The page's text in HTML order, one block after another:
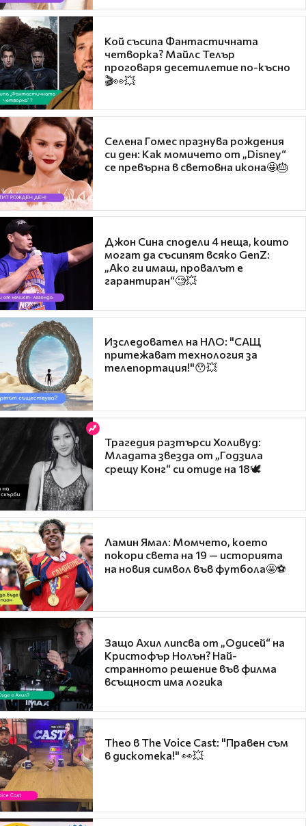
Кой съсипа Фантастичната
четворка? Майлс Телър
проговаря десетилетие по-късно
🎬👀💥
Селена Гомес празнува рождения
си ден: Как момичето от „Disney“
се превърна в световна икона🤩🎂
Джон Сина сподели 4 неща, които
могат да съсипят всяко GenZ:
„Ако ги имаш, провалът е
гарантиран“🧐💥
Изследовател на НЛО: "САЩ
притежават технология за
телепортация!"😯💥
Трагедия разтърси Холивуд:
Младата звезда от „Годзила
срещу Конг“ си отиде на 18🕊️
Ламин Ямал: Момчето, което
покори света на 19 — историята
на новия символ във футбола🤩⚽
Защо Ахил липсва от „Одисей“ на
Кристофър Нолън? Най-
странното решение във филма
всъщност има логика
Theo в The Voice Cast: "Правен съм
в дискотека!" 👀💥